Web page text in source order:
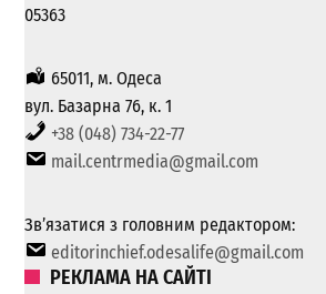
05363
65011, м. Одеса
вул. Базарна 76, к. 1
+38 (048) 734-22-77
mail.centrmedia@gmail.com
Зв’язатися з головним редактором:
editorinchief.odesalife@gmail.com
РЕКЛАМА НА САЙТІ